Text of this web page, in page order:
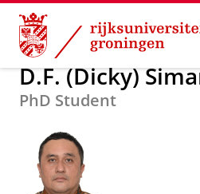
Skip
Content
Skip
Navigation
Over ons D.F.
D.F. (Dicky)
PhD Student